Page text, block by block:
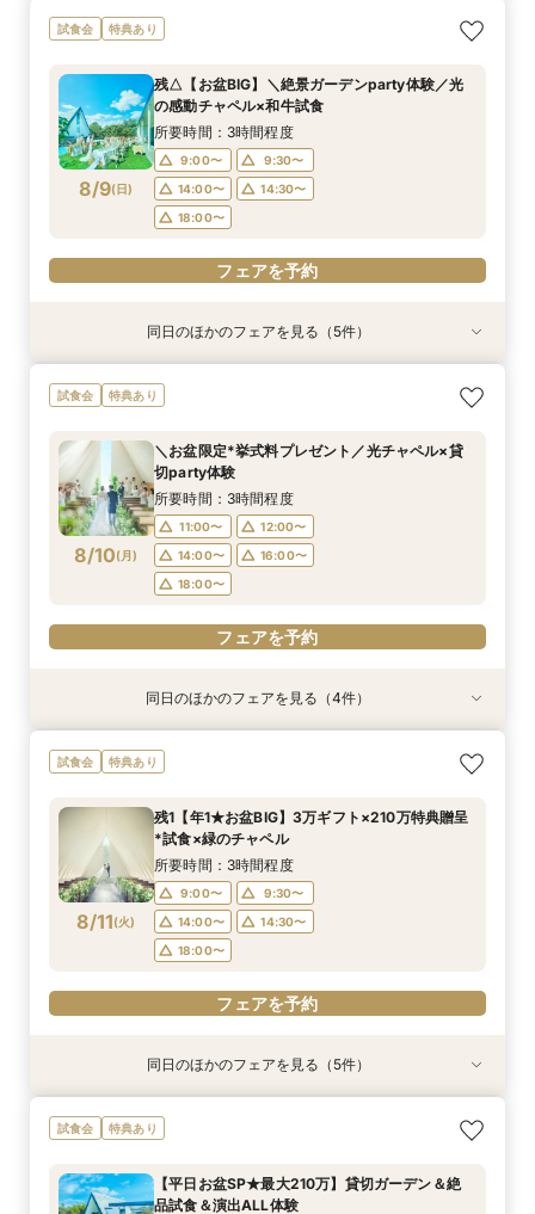
8/8(土)
＼1軒目限定★3万ギフト付／ドレス＆挙式料プレ
ゼント×和牛試食
9:00〜
14:30〜
18:00〜
フェアを予約
8/8(土)
【6名～30名の少人数婚】挙式＆会食Newプラ
ン誕生！無料試食付
9:00〜
14:30〜
18:00〜
フェアを予約
8/8(土)
【タイパ重視！60分で完結◎】オンラインで会
場案内＆相談会
10:00〜
15:00〜
18:30〜
フェアを予約
8/8(土)
【60分で完結】即決営業ナシで安心！気軽によ
りみちツアー
10:30〜 15:30〜
フェアを予約
8/8(土)
【会場見学2件目以上◎】短縮90分Fair*雰囲気
比較×見積相談会
9:00〜
14:30〜
18:00〜
フェアを予約
試食会 特典あり
8/9(日)
残△【お盆BIG】＼絶景ガーデンparty体験／光
の感動チャペル×和牛試食
所要時間：3時間程度
9:00〜
9:30〜
14:00〜
14:30〜
18:00〜
フェアを予約
特典あり
8/9(日)
＼1軒目限定★3万ギフト付／ドレス＆挙式料プレ
ゼント×和牛試食
9:00〜
18:00〜
フェアを予約
特典あり
8/9(日)
【6名～30名の少人数婚】挙式＆会食Newプラ
ン誕生！無料試食付
9:00〜
18:00〜
フェアを予約
8/9(日)
【タイパ重視！60分で完結◎】オンラインで会
場案内＆相談会
10:00〜
18:30〜
フェアを予約
8/9(日)
【会場見学2件目以上◎】短縮90分Fair*雰囲気
比較×見積相談会
9:00〜
18:00〜
フェアを予約
8/9(日)
【60分で完結】即決営業ナシで安心！気軽によ
りみちツアー
10:00〜
フェアを予約
同日のほかのフェアを見る（5件）
試食会 特典あり
8/10(月)
＼お盆限定*挙式料プレゼント／光チャペル×貸
切party体験
所要時間：3時間程度
11:00〜
12:00〜
14:00〜
16:00〜
18:00〜
フェアを予約
特典あり
8/10 月
＼1軒目限定★3万ギフト付／ドレス＆挙式料プレ
ゼント×和牛試食
11:00〜
12:00〜
14:00〜
16:00〜
18:00〜
フェアを予約
特典あり
8/10 月
【6名～30名の少人数婚】挙式＆会食Newプラ
ン誕生！無料試食付
11:00〜
12:00〜
14:00〜
16:00〜
18:00〜
フェアを予約
8/10 月
【60分で完結】即決営業ナシで安心！気軽によ
りみちツアー
12:00〜
13:00〜
15:00〜
16:00〜
17:00〜
フェアを予約
8/10 月
【タイパ重視！60分で完結◎】オンラインで会
場案内＆相談会
12:00〜
13:00〜
15:00〜
16:00〜
17:00〜
フェアを予約
同日のほかのフェアを見る（4件）
試食会 特典あり
8/11(火)
残1【年1★お盆BIG】3万ギフト×210万特典贈呈
*試食×緑のチャペル
所要時間：3時間程度
9:00〜
9:30〜
14:00〜
14:30〜
18:00〜
フェアを予約
特典あり
＼1軒目限定★3万ギフト付／ドレス＆挙式料プレ
ゼント×和牛試食
9:00〜 14:30〜
特典あり
【6名～30名の少人数婚】挙式＆会食Newプラ
ン誕生！無料試食付
9:00〜 14:30〜
【タイパ重視！60分で完結◎】オンラインで会
場案内＆相談会
10:00〜 15:00〜
【会場見学2件目以上◎】短縮90分Fair*雰囲気
比較×見積相談会
9:00〜 14:30〜
【60分で完結】即決営業ナシで安心！気軽によ
りみちツアー
10:00〜 15:00〜
同日のほかのフェアを見る（5件）
試食会 特典あり
【平日お盆SP★最大210万】貸切ガーデン＆絶
品試食＆演出ALL体験